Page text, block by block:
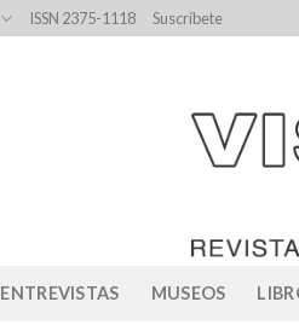
ISSN 2375-1118 Suscríbete
ENTREVISTAS MUSEOS